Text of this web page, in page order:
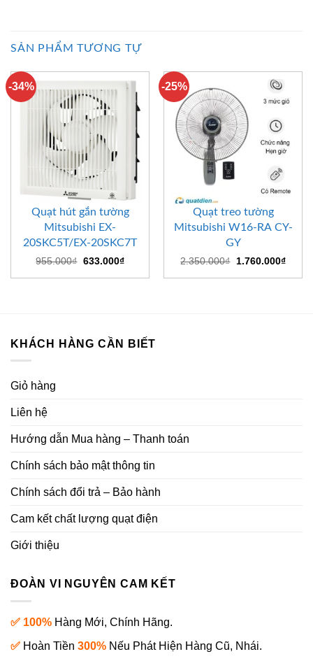
SẢN PHẨM TƯƠNG TỰ
-34%
Quạt hút gắn tường
Mitsubishi EX-
20SKC5T/EX-20SKC7T
955.000₫ Giá
là:
633.000₫Giá
tại
-25%
Quạt treo tường
Mitsubishi W16-RA CY-
GY
2.350.000₫
Giá
là:
1.760.000₫Giá
tại
KHÁCH HÀNG CẦN BIẾT
Giỏ hàng
Liên hệ
Hướng dẫn Mua hàng – Thanh toán
Chính sách bảo mật thông tin
Chính sách đổi trả – Bảo hành
Cam kết chất lượng quạt điện
Giới thiệu
ĐOÀN VI NGUYÊN CAM KẾT
✅ 100% Hàng Mới, Chính Hãng.
✅ Hoàn Tiền 300% Nếu Phát Hiện Hàng Cũ, Nhái.